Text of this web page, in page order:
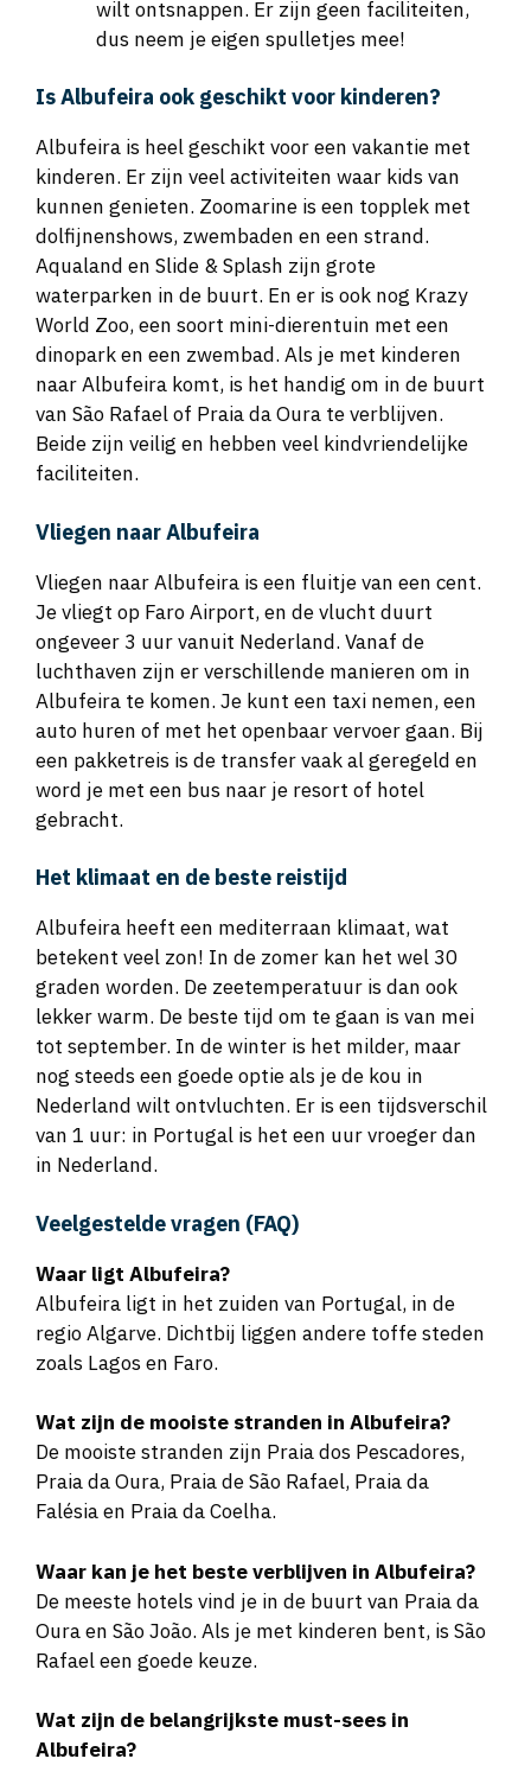
wilt ontsnappen. Er zijn geen faciliteiten,
dus neem je eigen spulletjes mee!
Is Albufeira ook geschikt voor kinderen?
Albufeira is heel geschikt voor een vakantie met
kinderen. Er zijn veel activiteiten waar kids van
kunnen genieten. Zoomarine is een topplek met
dolfijnenshows, zwembaden en een strand.
Aqualand en Slide & Splash zijn grote
waterparken in de buurt. En er is ook nog Krazy
World Zoo, een soort mini-dierentuin met een
dinopark en een zwembad. Als je met kinderen
naar Albufeira komt, is het handig om in de buurt
van São Rafael of Praia da Oura te verblijven.
Beide zijn veilig en hebben veel kindvriendelijke
faciliteiten.
Vliegen naar Albufeira
Vliegen naar Albufeira is een fluitje van een cent.
Je vliegt op Faro Airport, en de vlucht duurt
ongeveer 3 uur vanuit Nederland. Vanaf de
luchthaven zijn er verschillende manieren om in
Albufeira te komen. Je kunt een taxi nemen, een
auto huren of met het openbaar vervoer gaan. Bij
een pakketreis is de transfer vaak al geregeld en
word je met een bus naar je resort of hotel
gebracht.
Het klimaat en de beste reistijd
Albufeira heeft een mediterraan klimaat, wat
betekent veel zon! In de zomer kan het wel 30
graden worden. De zeetemperatuur is dan ook
lekker warm. De beste tijd om te gaan is van mei
tot september. In de winter is het milder, maar
nog steeds een goede optie als je de kou in
Nederland wilt ontvluchten. Er is een tijdsverschil
van 1 uur: in Portugal is het een uur vroeger dan
in Nederland.
Veelgestelde vragen (FAQ)
Waar ligt Albufeira?
Albufeira ligt in het zuiden van Portugal, in de
regio Algarve. Dichtbij liggen andere toffe steden
zoals Lagos en Faro.
Wat zijn de mooiste stranden in Albufeira?
De mooiste stranden zijn Praia dos Pescadores,
Praia da Oura, Praia de São Rafael, Praia da
Falésia en Praia da Coelha.
Waar kan je het beste verblijven in Albufeira?
De meeste hotels vind je in de buurt van Praia da
Oura en São João. Als je met kinderen bent, is São
Rafael een goede keuze.
Wat zijn de belangrijkste must-sees in
Albufeira?